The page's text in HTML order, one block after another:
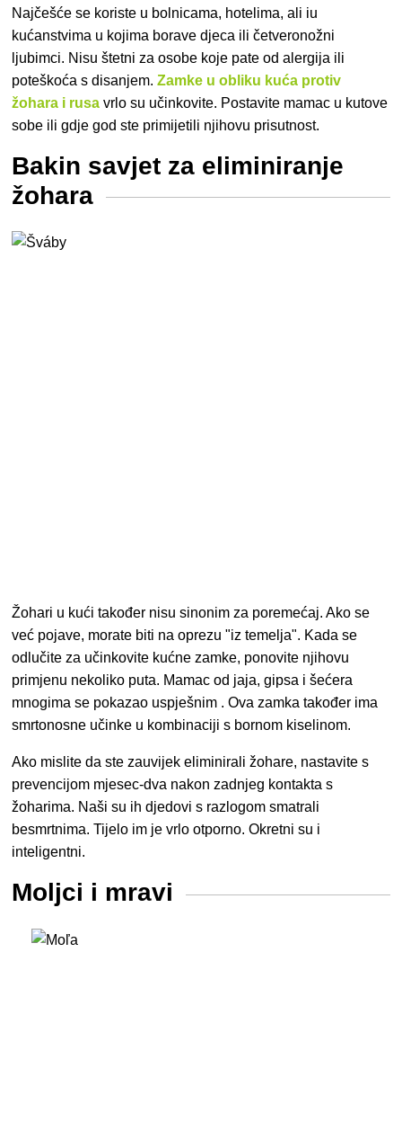
Najčešće se koriste u bolnicama, hotelima, ali iu
kućanstvima u kojima borave djeca ili četveronožni
ljubimci. Nisu štetni za osobe koje pate od alergija ili
poteškoća s disanjem.Zamke u obliku kuća protiv
žohara i rusa vrlo su učinkovite. Postavite mamac u kutove
sobe ili gdje god ste primijetili njihovu prisutnost.
Bakin savjet za eliminiranje
žohara
Žohari u kući također nisu sinonim za poremećaj. Ako se
već pojave, morate biti na oprezu "iz temelja". Kada se
odlučite za učinkovite kućne zamke, ponovite njihovu
primjenu nekoliko puta. Mamac od jaja, gipsa i šećera
mnogima se pokazao uspješnim . Ova zamka također ima
smrtonosne učinke u kombinaciji s bornom kiselinom.
Ako mislite da ste zauvijek eliminirali žohare, nastavite s
prevencijom mjesec-dva nakon zadnjeg kontakta s
žoharima. Naši su ih djedovi s razlogom smatrali
besmrtnima. Tijelo im je vrlo otporno. Okretni su i
inteligentni.
Moljci i mravi